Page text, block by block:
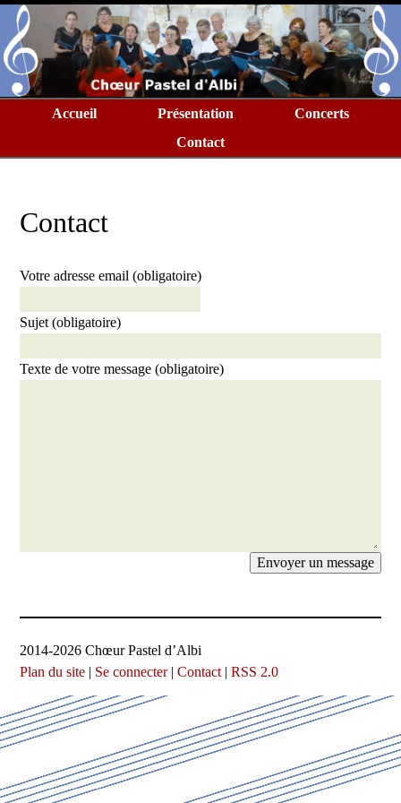
Accueil Présentation
Concerts
Contact
Contact
Votre adresse email (obligatoire)
Sujet (obligatoire)
Texte de votre message (obligatoire)
2014-2026 Chœur Pastel d’Albi
Plan du site | Se connecter|Contact |RSS 2.0